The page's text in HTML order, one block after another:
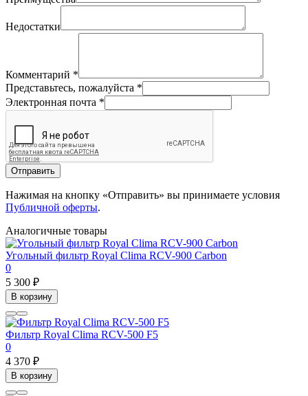
Недостатки
Комментарий *
Представьтесь, пожалуйста *
Электронная почта *
Отправить
Нажимая на кнопку «Отправить» вы принимаете условия
Публичной оферты.
Аналогичные товары
Угольный фильтр Royal Clima RCV-900 Carbon
0
5 300 ₽
В корзину
Фильтр Royal Clima RCV-500 F5
0
4 370 ₽
В корзину